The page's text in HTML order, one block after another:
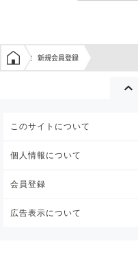
学生の窓口トップ
新規会員登録
このサイトについて
個人情報について
会員登録
広告表示について